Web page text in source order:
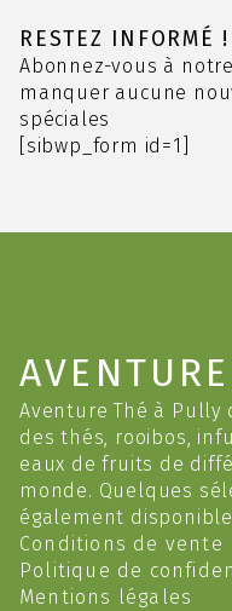
sur
la
du
RESTEZ INFORMÉ !
Abonnez-vous à
manquer aucune
spéciales
[sibwp_form id=1]
Aventure Thé à Pully
des thés, rooibos,
eaux de fruits de
monde. Quelques
également
Conditions de vente
Politique de
Mentions légales